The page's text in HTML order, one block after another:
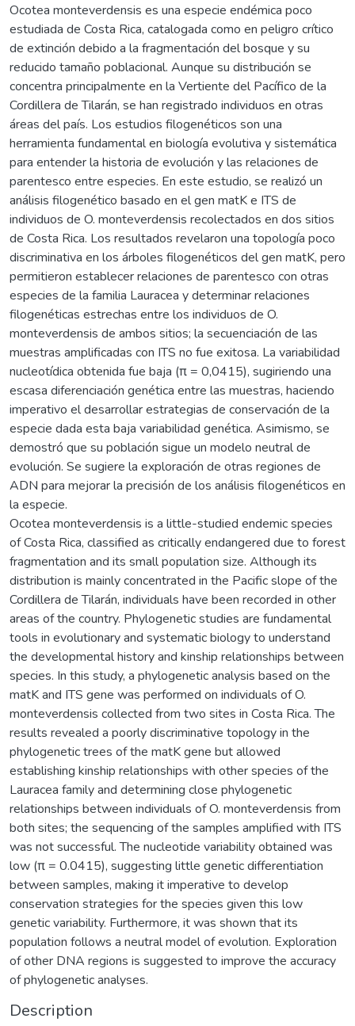
Ocotea monteverdensis es una especie endémica poco
estudiada de Costa Rica, catalogada como en peligro crítico
de extinción debido a la fragmentación del bosque y su
reducido tamaño poblacional. Aunque su distribución se
concentra principalmente en la Vertiente del Pacífico de la
Cordillera de Tilarán, se han registrado individuos en otras
áreas del país. Los estudios filogenéticos son una
herramienta fundamental en biología evolutiva y sistemática
para entender la historia de evolución y las relaciones de
parentesco entre especies. En este estudio, se realizó un
análisis filogenético basado en el gen matK e ITS de
individuos de O. monteverdensis recolectados en dos sitios
de Costa Rica. Los resultados revelaron una topología poco
discriminativa en los árboles filogenéticos del gen matK, pero
permitieron establecer relaciones de parentesco con otras
especies de la familia Lauracea y determinar relaciones
filogenéticas estrechas entre los individuos de O.
monteverdensis de ambos sitios; la secuenciación de las
muestras amplificadas con ITS no fue exitosa. La variabilidad
nucleotídica obtenida fue baja (π = 0,0415), sugiriendo una
escasa diferenciación genética entre las muestras, haciendo
imperativo el desarrollar estrategias de conservación de la
especie dada esta baja variabilidad genética. Asimismo, se
demostró que su población sigue un modelo neutral de
evolución. Se sugiere la exploración de otras regiones de
ADN para mejorar la precisión de los análisis filogenéticos en
la especie.
Ocotea monteverdensis is a little-studied endemic species
of Costa Rica, classified as critically endangered due to forest
fragmentation and its small population size. Although its
distribution is mainly concentrated in the Pacific slope of the
Cordillera de Tilarán, individuals have been recorded in other
areas of the country. Phylogenetic studies are fundamental
tools in evolutionary and systematic biology to understand
the developmental history and kinship relationships between
species. In this study, a phylogenetic analysis based on the
matK and ITS gene was performed on individuals of O.
monteverdensis collected from two sites in Costa Rica. The
results revealed a poorly discriminative topology in the
phylogenetic trees of the matK gene but allowed
establishing kinship relationships with other species of the
Lauracea family and determining close phylogenetic
relationships between individuals of O. monteverdensis from
both sites; the sequencing of the samples amplified with ITS
was not successful. The nucleotide variability obtained was
low (π = 0.0415), suggesting little genetic differentiation
between samples, making it imperative to develop
conservation strategies for the species given this low
genetic variability. Furthermore, it was shown that its
population follows a neutral model of evolution. Exploration
of other DNA regions is suggested to improve the accuracy
of phylogenetic analyses.
Description